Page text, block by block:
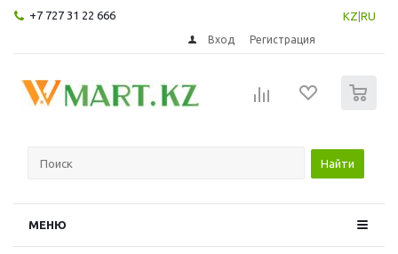
+7 727 31 22 666 KZ RU
Вход Регистрация
Найти
МЕНЮ